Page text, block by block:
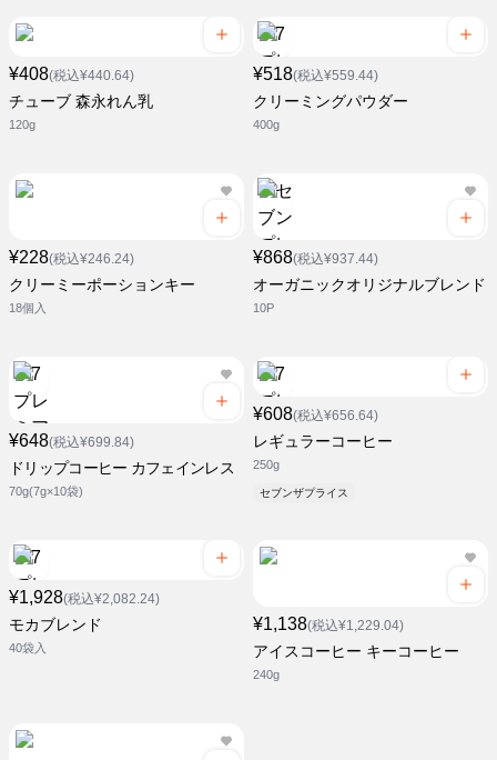
¥408(税込¥440.64)
チューブ 森永れん乳
120g
¥518(税込¥559.44)
クリーミングパウダー
400g
¥228(税込¥246.24)
クリーミーポーションキー
18個入
¥868(税込¥937.44)
オーガニックオリジナルブレンド
10P
¥648(税込¥699.84)
ドリップコーヒー カフェインレス
70g(7g×10袋)
¥608(税込¥656.64)
レギュラーコーヒー
250g
セブンザプライス
¥1,928(税込¥2,082.24)
モカブレンド
40袋入
¥1,138(税込¥1,229.04)
アイスコーヒー キーコーヒー
240g